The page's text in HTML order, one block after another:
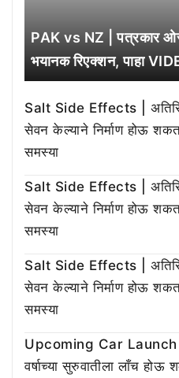
PAK vs NZ | पत्रकार
भयानक रिएक्शन, पाहा
Salt Side Effects |
सेवन केल्याने निर्माण होऊ
समस्या
Salt Side Effects |
सेवन केल्याने निर्माण होऊ
समस्या
Salt Side Effects |
सेवन केल्याने निर्माण होऊ
समस्या
Upcoming Car Launch
वर्षाच्या सुरुवातीला लाँच होऊ